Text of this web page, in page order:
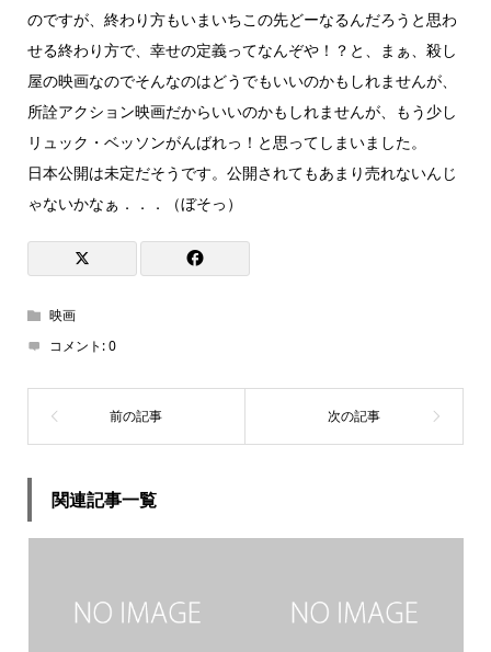
のですが、終わり方もいまいちこの先どーなるんだろうと思わ
せる終わり方で、幸せの定義ってなんぞや！？と、まぁ、殺し
屋の映画なのでそんなのはどうでもいいのかもしれませんが、
所詮アクション映画だからいいのかもしれませんが、もう少し
リュック・ベッソンがんばれっ！と思ってしまいました。
日本公開は未定だそうです。公開されてもあまり売れないんじ
ゃないかなぁ．．．（ぼそっ）
映画
コメント:0
関連記事一覧